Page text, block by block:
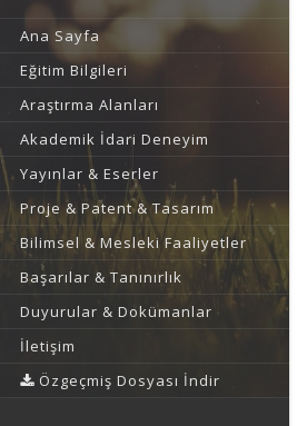
Ana Sayfa
Eğitim Bilgileri
Araştırma Alanları
Akademik İdari Deneyim
Yayınlar & Eserler
Proje & Patent & Tasarım
Bilimsel & Mesleki Faaliyetler
Başarılar & Tanınırlık
Duyurular & Dokümanlar
İletişim
Özgeçmiş Dosyası İndir